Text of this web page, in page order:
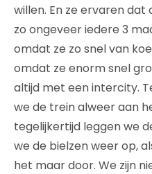
willen. En ze ervaren
zo ongeveer iedere 3
omdat ze zo snel van
omdat ze enorm snel
altijd met een intercity.
we de trein alweer aan
tegelijkertijd leggen we
we de bielzen weer op,
het maar door. We zijn